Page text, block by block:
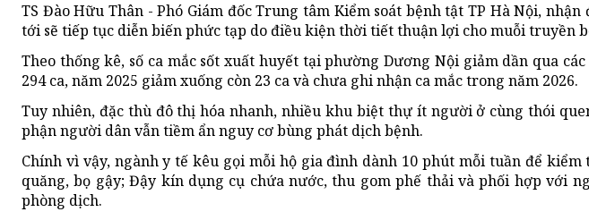
TS Đào Hữu Thân - Phó Giám đốc Trung tâm Kiểm soát bệnh tật TP Hà Nội,
tới sẽ tiếp tục diễn biến phức tạp do điều kiện thời tiết thuận lợi cho muỗi truyền
Theo thống kê, số ca mắc sốt xuất huyết tại phường Dương Nội giảm dần qua
294 ca, năm 2025 giảm xuống còn 23 ca và chưa ghi nhận ca mắc trong năm 2026.
Tuy nhiên, đặc thù đô thị hóa nhanh, nhiều khu biệt thự ít người ở cùng thói
phận người dân vẫn tiềm ẩn nguy cơ bùng phát dịch bệnh.
Chính vì vậy, ngành y tế kêu gọi mỗi hộ gia đình dành 10 phút mỗi tuần để
quăng, bọ gậy;Đậy kín dụng cụ chứa nước, thu gom phế thải và phối hợp với
phòng dịch.